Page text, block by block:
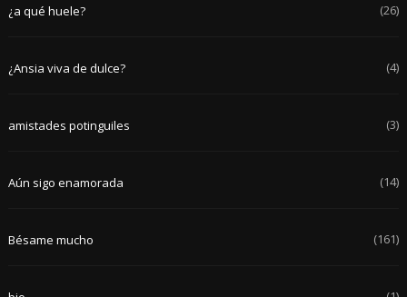
¿a qué huele? (26)
¿Ansia viva de dulce? (4)
amistades potinguiles (3)
Aún sigo enamorada (14)
Bésame mucho (161)